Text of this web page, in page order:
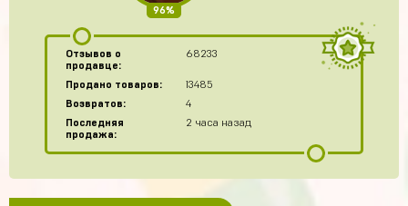
96%
Отзывов о
продавце:
68233
Продано товаров:
13485
Возвратов:
4
Последняя
продажа:
2 часа назад